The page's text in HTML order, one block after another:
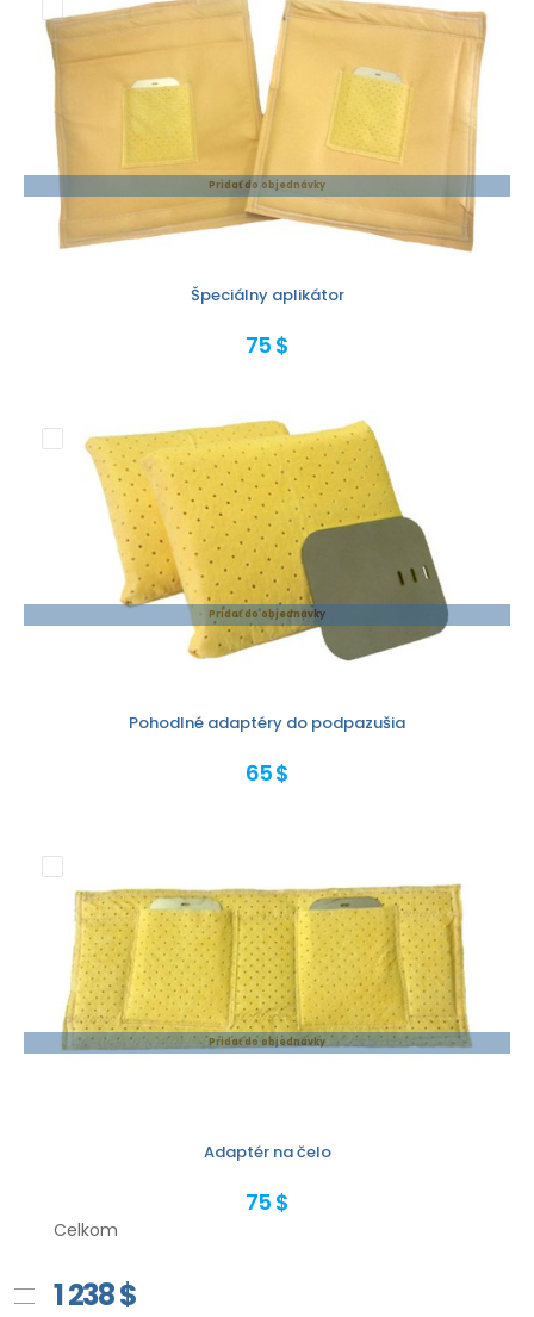
Pridať do objednávky
Špeciálny aplikátor
75 $
Pridať do objednávky
Pohodlné adaptéry do podpazušia
65 $
Pridať do objednávky
Adaptér na čelo
75 $
Celkom
1 238$